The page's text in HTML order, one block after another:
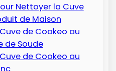
Nettoyer la Cuve
de Maison
de Cookeo au
de Soude
de Cookeo au